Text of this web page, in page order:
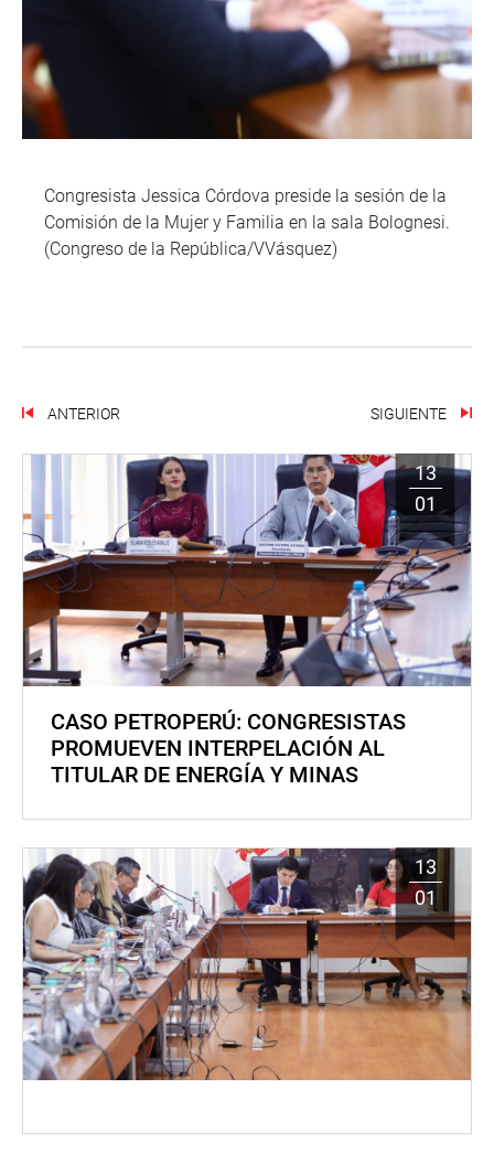
Congresista Jessica Córdova preside la sesión de la
Comisión de la Mujer y Familia en la sala Bolognesi.
(Congreso de la República/VVásquez)
ANTERIOR SIGUIENTE
13
01
CASO PETROPERÚ: CONGRESISTAS
PROMUEVEN INTERPELACIÓN AL
TITULAR DE ENERGÍA Y MINAS
13
01